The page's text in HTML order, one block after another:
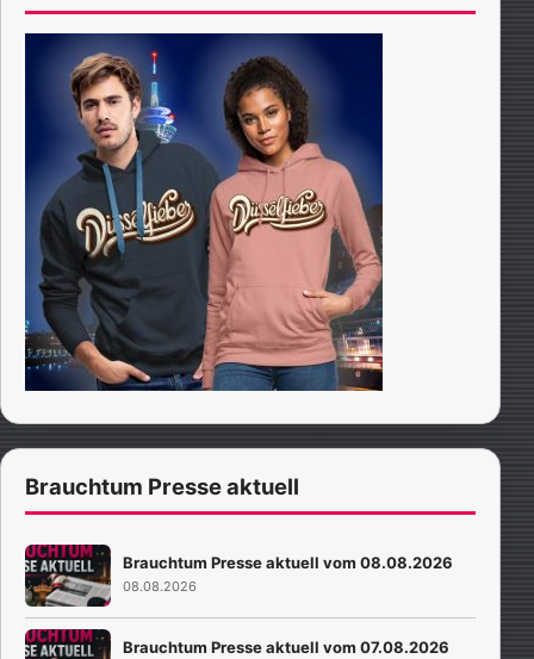
Brauchtum Presse aktuell
Brauchtum Presse aktuell vom 08.08.2026
08.08.2026
Brauchtum Presse aktuell vom 07.08.2026